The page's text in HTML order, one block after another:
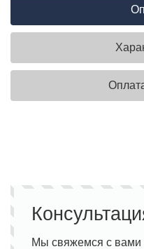
Мы свяжемся с вами